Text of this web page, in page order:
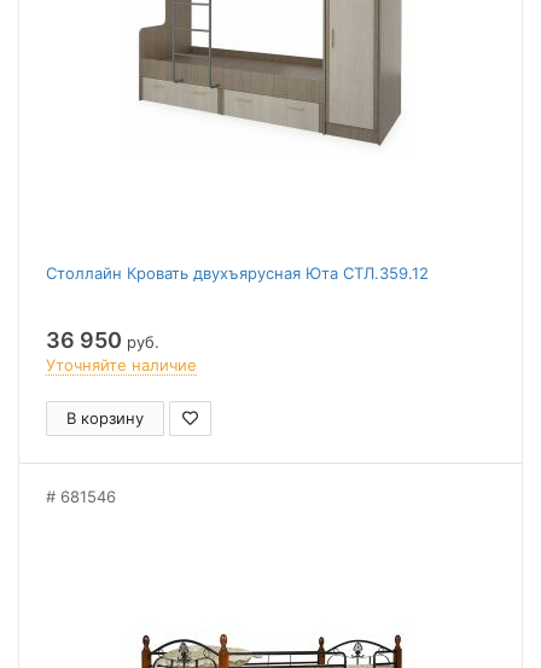
Столлайн Кровать двухъярусная Юта СТЛ.359.12
36 950 руб.
Уточняйте наличие
В корзину
681546